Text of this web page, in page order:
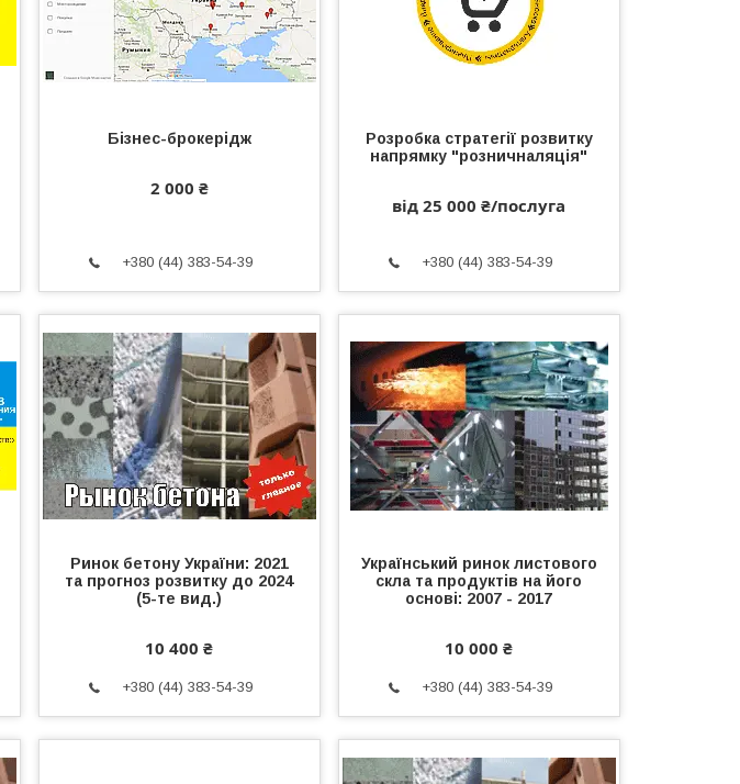
Бізнес-брокерідж
2 000 ₴
+380 (44) 383-54-39
Розробка стратегії розвитку
напрямку "розничналяція"
від 25 000 ₴/послуга
+380 (44) 383-54-39
Ринок бетону України: 2021
та прогноз розвитку до 2024
(5-те вид.)
10 400 ₴
+380 (44) 383-54-39
Український ринок листового
скла та продуктів на його
основі: 2007 - 2017
10 000 ₴
+380 (44) 383-54-39